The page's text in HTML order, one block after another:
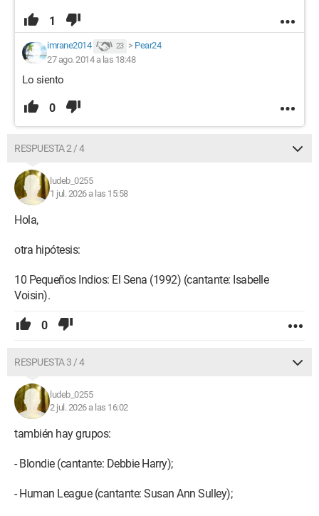
1
imrane2014 23 > Pear24
27 ago. 2014 a las 18:48
Lo siento
0
RESPUESTA 2 / 4
ludeb_0255
1 jul. 2026 a las 15:58
Hola,
otra hipótesis:
10 Pequeños Indios: El Sena (1992) (cantante: Isabelle
Voisin).
0
RESPUESTA 3 / 4
ludeb_0255
2 jul. 2026 a las 16:02
también hay grupos:
- Blondie (cantante: Debbie Harry);
- Human League (cantante: Susan Ann Sulley);